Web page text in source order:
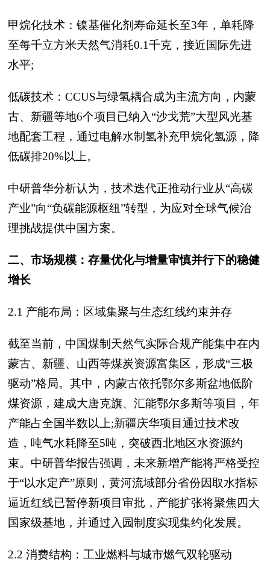
甲烷化技术：镍基催化剂寿命延长至3年，单耗降
至每千立方米天然气消耗0.1千克，接近国际先进
水平;
低碳技术：CCUS与绿氢耦合成为主流方向，内蒙
古、新疆等地6个项目已纳入“沙戈荒”大型风光基
地配套工程，通过电解水制氢补充甲烷化氢源，降
低碳排20%以上。
中研普华分析认为，技术迭代正推动行业从“高碳
产业”向“负碳能源枢纽”转型，为应对全球气候治
理挑战提供中国方案。
二、市场规模：存量优化与增量审慎并行下的稳健
增长
2.1 产能布局：区域集聚与生态红线约束并存
截至当前，中国煤制天然气实际合规产能集中在内
蒙古、新疆、山西等煤炭资源富集区，形成“三极
驱动”格局。其中，内蒙古依托鄂尔多斯盆地低阶
煤资源，建成大唐克旗、汇能鄂尔多斯等项目，年
产能占全国半数以上;新疆庆华项目通过技术改
造，吨气水耗降至5吨，突破西北地区水资源约
束。中研普华报告强调，未来新增产能将严格受控
于“以水定产”原则，黄河流域部分省份因取水指标
逼近红线已暂停新项目审批，产能扩张将聚焦四大
国家级基地，并通过入园制度实现集约化发展。
2.2 消费结构：工业燃料与城市燃气双轮驱动